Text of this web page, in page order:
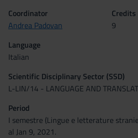
Coordinator
Andrea Padovan
Credits
9
Language
Italian
Scientific Disciplinary Sector (SSD)
L-LIN/14 - LANGUAGE AND
Period
I semestre (Lingue e letterature
al Jan 9, 2021.